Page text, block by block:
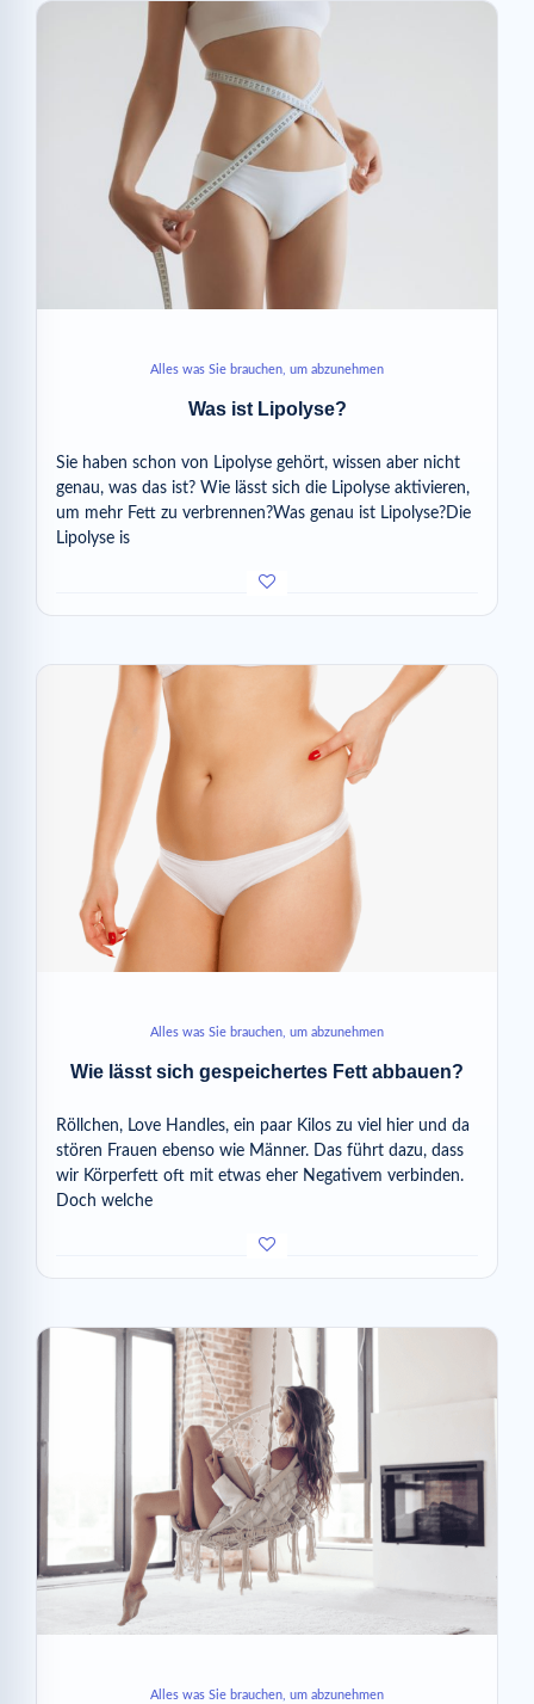
Alles was Sie brauchen, um abzunehmen
Was ist Lipolyse?
Sie haben schon von Lipolyse gehört, wissen aber nicht
genau, was das ist? Wie lässt sich die Lipolyse aktivieren,
um mehr Fett zu verbrennen?Was genau ist Lipolyse?Die
Lipolyse is
Alles was Sie brauchen, um abzunehmen
Wie lässt sich gespeichertes Fett abbauen?
Röllchen, Love Handles, ein paar Kilos zu viel hier und da
stören Frauen ebenso wie Männer. Das führt dazu, dass
wir Körperfett oft mit etwas eher Negativem verbinden.
Doch welche
Alles was Sie brauchen, um abzunehmen